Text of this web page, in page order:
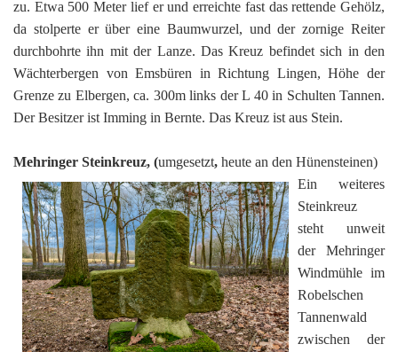
zu. Etwa 500 Meter lief er und erreichte fast das rettende Gehölz,
da stolperte er über eine Baumwurzel, und der zornige Reiter
durchbohrte ihn mit der Lanze. Das Kreuz befindet sich in den
Wächterbergen von Emsbüren in Richtung Lingen, Höhe der
Grenze zu Elbergen, ca. 300m links der L 40 in Schulten Tannen.
Der Besitzer ist Imming in Bernte. Das Kreuz ist aus Stein.
Mehringer Steinkreuz, (umgesetzt, heute an den Hünensteinen)
Ein weiteres
Steinkreuz
steht unweit
der Mehringer
Windmühle im
Robelschen
Tannenwald
zwischen der